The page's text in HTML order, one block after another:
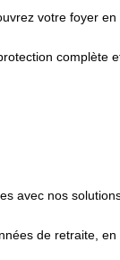
votre foyer
complète
avec nos
de retraite,